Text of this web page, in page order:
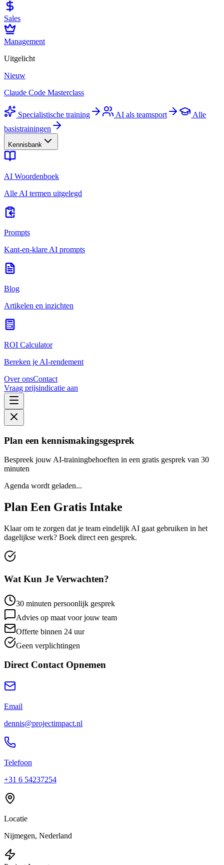
Sales
Management
Uitgelicht
Nieuw
Claude Code Masterclass
Specialistische training AI als teamsport
Alle
basistrainingen
Kennisbank
AI Woordenboek
Alle AI termen uitgelegd
Prompts
Kant-en-klare AI prompts
Blog
Artikelen en inzichten
ROI Calculator
Bereken je AI-rendement
Over onsContact
Vraag prijsindicatie aan
Plan een kennismakingsgesprek
Bespreek jouw AI-trainingbehoeften in een gratis gesprek van 30
minuten
Agenda wordt geladen...
Plan Een Gratis Intake
Klaar om te zorgen dat je team eindelijk AI gaat gebruiken in het
dagelijkse werk? Boek direct een gesprek.
Wat Kun Je Verwachten?
30 minuten persoonlijk gesprek
Advies op maat voor jouw team
Offerte binnen 24 uur
Geen verplichtingen
Direct Contact Opnemen
Email
dennis@projectimpact.nl
Telefoon
+31 6 54237254
Locatie
Nijmegen, Nederland